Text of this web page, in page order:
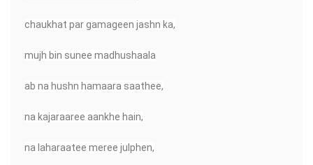
chaukhat par gamageen jashn ka,
mujh bin sunee madhushaala
ab na hushn hamaara saathee,
na kajaraaree aankhe hain,
na laharaatee meree julphen,